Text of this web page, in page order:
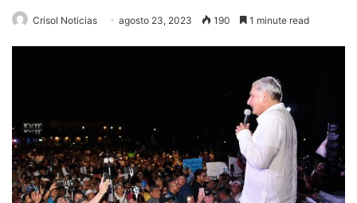
Crisol Noticias agosto 23, 2023 190 1 minute read